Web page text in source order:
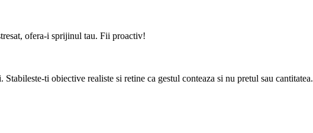
ofera-i sprijinul tau. Fii proactiv!
ti obiective realiste si retine ca gestul conteaza si nu pretul sau cantitatea.